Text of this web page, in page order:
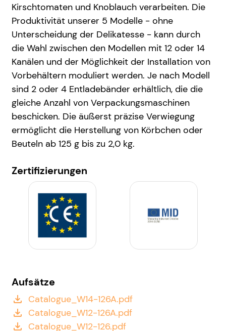
Kirschtomaten und Knoblauch verarbeiten. Die
Produktivität unserer 5 Modelle - ohne
Unterscheidung der Delikatesse - kann durch
die Wahl zwischen den Modellen mit 12 oder 14
Kanälen und der Möglichkeit der Installation von
Vorbehältern moduliert werden. Je nach Modell
sind 2 oder 4 Entladebänder erhältlich, die die
gleiche Anzahl von Verpackungsmaschinen
beschicken. Die äußerst präzise Verwiegung
ermöglicht die Herstellung von Körbchen oder
Beuteln ab 125 g bis zu 2,0 kg.
Zertifizierungen
Aufsätze
file_download Catalogue_W14-126A.pdf
file_download Catalogue_W12-126A.pdf
file_download Catalogue_W12-126.pdf